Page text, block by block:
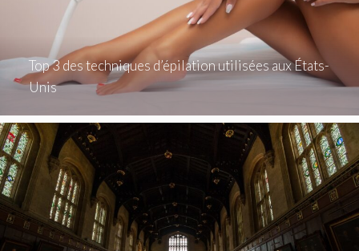
Top 3 des techniques d’épilation utilisées aux États-
Unis